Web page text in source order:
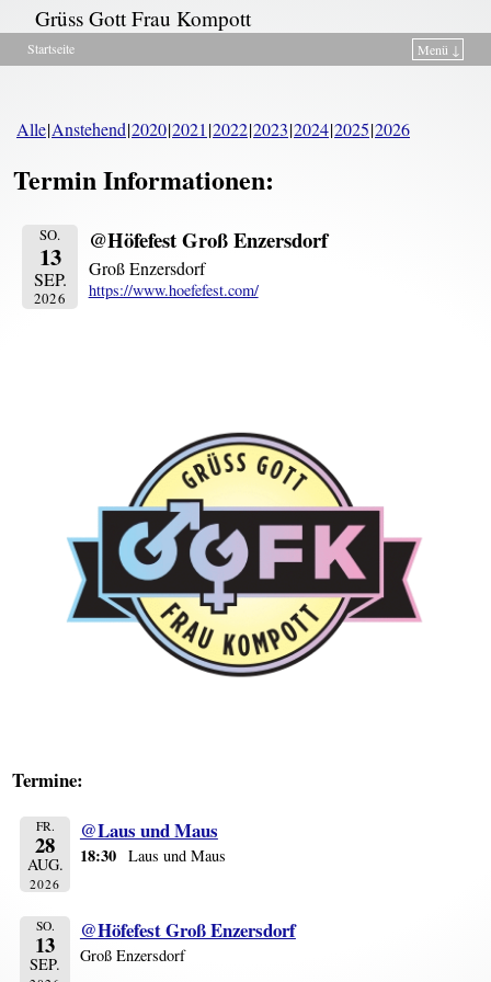
Grüss Gott Frau Kompott
Startseite
Menü ↓
Alle Anstehend 2020 2021 2022 2023 2024 2025 2026
Termin Informationen:
SO.
13
SEP.
2026
@Höfefest Groß Enzersdorf
Groß Enzersdorf
https://www.hoefefest.com/
Termine:
FR.
28
AUG.
2026
@Laus und Maus
18:30 Laus und Maus
SO.
13
SEP.
@Höfefest Groß Enzersdorf
Groß Enzersdorf